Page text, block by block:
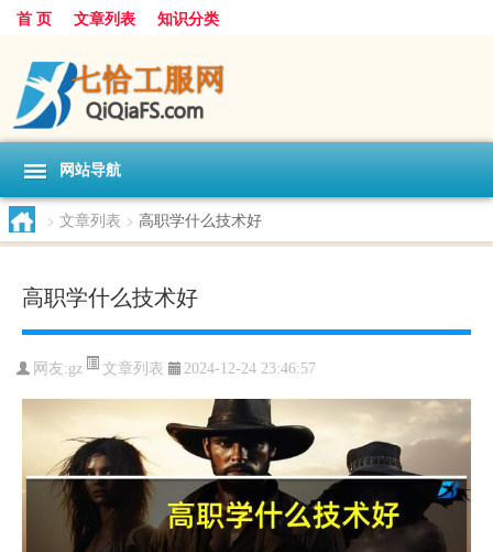
首 页 文章列表 知识分类
网站导航
> 文章列表 > 高职学什么技术好
高职学什么技术好
网友:gz 文章列表 2024-12-24 23:46:57